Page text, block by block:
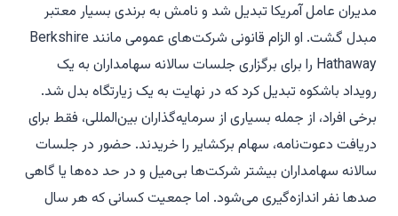
مدیران عامل آمریکا تبدیل شد و نامش به برندی بسیار معتبر
مبدل گشت. او الزام قانونی شرکت‌های عمومی مانند Berkshire
Hathaway را برای برگزاری جلسات سالانه سهامداران به یک
رویداد باشکوه تبدیل کرد که در نهایت به یک زیارتگاه بدل شد.
برخی افراد، از جمله بسیاری از سرمایه‌گذاران بین‌المللی، فقط برای
دریافت دعوت‌نامه، سهام برکشایر را خریدند. حضور در جلسات
سالانه سهامداران بیشتر شرکت‌ها بی‌میل و در حد ده‌ها یا گاهی
صدها نفر اندازه‌گیری می‌شود. اما جمعیت کسانی که هر سال